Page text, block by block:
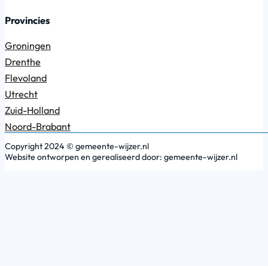
Provincies
Groningen
Drenthe
Flevoland
Utrecht
Zuid-Holland
Noord-Brabant
Copyright 2024 © gemeente-wijzer.nl
Website ontworpen en gerealiseerd door: gemeente-wijzer.nl